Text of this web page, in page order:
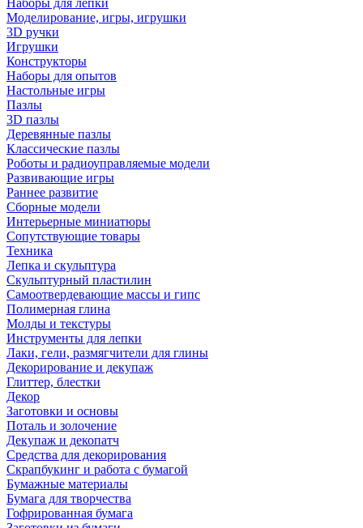
Наборы для лепки
Моделирование, игры, игрушки
3D ручки
Игрушки
Конструкторы
Наборы для опытов
Настольные игры
Пазлы
3D пазлы
Деревянные пазлы
Классические пазлы
Роботы и радиоуправляемые модели
Развивающие игры
Раннее развитие
Сборные модели
Интерьерные миниатюры
Сопутствующие товары
Техника
Лепка и скульптура
Скульптурный пластилин
Самоотвердевающие массы и гипс
Полимерная глина
Молды и текстуры
Инструменты для лепки
Лаки, гели, размягчители для глины
Декорирование и декупаж
Глиттер, блестки
Декор
Заготовки и основы
Поталь и золочение
Декупаж и декопатч
Средства для декорирования
Скрапбукинг и работа с бумагой
Бумажные материалы
Бумага для творчества
Гофрированная бумага